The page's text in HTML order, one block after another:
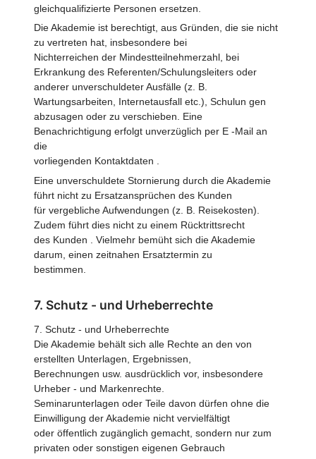
gleichqualifizierte Personen ersetzen.
Die Akademie ist berechtigt, aus Gründen, die sie nicht
zu vertreten hat, insbesondere bei
Nichterreichen der Mindestteilnehmerzahl, bei
Erkrankung des Referenten/Schulungsleiters oder
anderer unverschuldeter Ausfälle (z. B.
Wartungsarbeiten, Internetausfall etc.), Schulun gen
abzusagen oder zu verschieben. Eine
Benachrichtigung erfolgt unverzüglich per E -Mail an
die
vorliegenden Kontaktdaten .
Eine unverschuldete Stornierung durch die Akademie
führt nicht zu Ersatzansprüchen des Kunden
für vergebliche Aufwendungen (z. B. Reisekosten).
Zudem führt dies nicht zu einem Rücktrittsrecht
des Kunden . Vielmehr bemüht sich die Akademie
darum, einen zeitnahen Ersatztermin zu
bestimmen.
7. Schutz - und Urheberrechte
7. Schutz - und Urheberrechte
Die Akademie behält sich alle Rechte an den von
erstellten Unterlagen, Ergebnissen,
Berechnungen usw. ausdrücklich vor, insbesondere
Urheber - und Markenrechte.
Seminarunterlagen oder Teile davon dürfen ohne die
Einwilligung der Akademie nicht vervielfältigt
oder öffentlich zugänglich gemacht, sondern nur zum
privaten oder sonstigen eigenen Gebrauch